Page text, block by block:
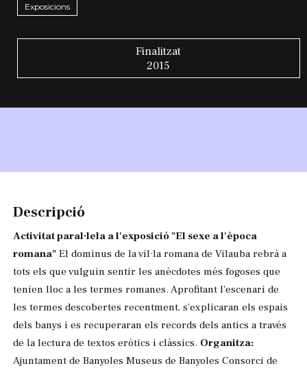
Exposicions
Finalitzat
2015
Descripció
Activitat paral·lela a l'exposició "El sexe a l'època
romana" El dominus de la vil·la romana de Vilauba rebrà a
tots els que vulguin sentir les anècdotes més fogoses que
tenien lloc a les termes romanes. Aprofitant l'escenari de
les termes descobertes recentment, s'explicaran els espais
dels banys i es recuperaran els records dels antics a través
de la lectura de textos eròtics i clàssics. Organitza:
Ajuntament de Banyoles Museus de Banyoles Consorci de